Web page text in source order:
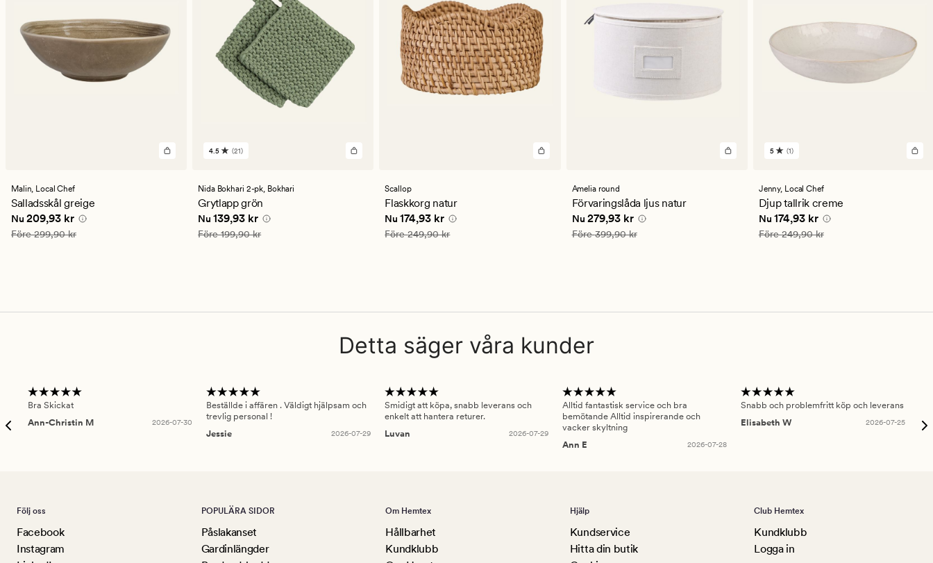
Malin, Local Chef
Salladsskål greige
Nuvarande pris
Nu 209,93 kr
Ordinarie pris 299,90 kr
Före299,90 kr
21
ett
genomsnittligt
betyg
på
4.5
4.5 (21)
Nida Bokhari 2-pk, Bokhari
Grytlapp grön
Nuvarande pris
Nu 139,93 kr
Ordinarie pris 199,90 kr
Före199,90 kr
Scallop
Flaskkorg natur
Nuvarande pris
Nu 174,93 kr
Ordinarie pris 249,90 kr
Före249,90 kr
Amelia round
Förvaringslåda ljus natur
Nuvarande pris
Nu 279,93 kr
Ordinarie pris 399,90 kr
Före399,90 kr
1
ett
genomsnittligt
betyg
på
5
5 (1)
Jenny, Local Chef
Djup tallrik creme
Nuvarande pris
Nu 174,93 kr
Ordinarie pris 249,90 kr
Före249,90 kr
Detta säger våra kunder
Bra Skickat
Ann-Christin M
2026-07-30
Beställde i affären . Väldigt hjälpsam och
trevlig personal !
Jessie
2026-07-29
Smidigt att köpa, snabb leverans och
enkelt att hantera returer.
Luvan
2026-07-29
Alltid fantastisk service och bra
bemötande Alltid inspirerande och
vacker skyltning
Ann E
2026-07-28
Snabb och problemfritt köp och leverans
Elisabeth W
2026-07-25
Följ oss
Facebook
Instagram
POPULÄRA SIDOR
Påslakanset
Gardinlängder
Om Hemtex
Hållbarhet
Kundklubb
Hjälp
Kundservice
Hitta din butik
Club Hemtex
Kundklubb
Logga in